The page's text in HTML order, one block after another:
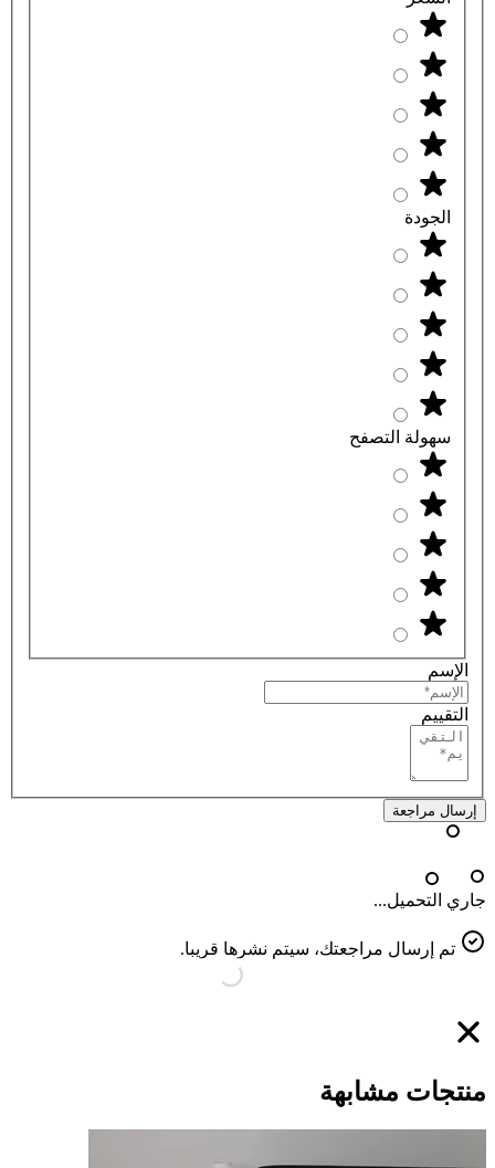
الجودة
سهولة التصفح
الإسم
التقييم
إرسال مراجعة
جاري التحميل...
تم إرسال مراجعتك، سيتم نشرها قريبا.
منتجات مشابهة